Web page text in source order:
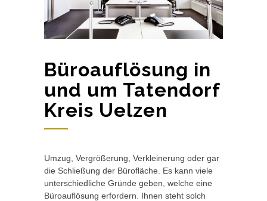
Büroauflösung in
und um Tatendorf
Kreis Uelzen
Umzug, Vergrößerung, Verkleinerung oder gar
die Schließung der Bürofläche. Es kann viele
unterschiedliche Gründe geben, welche eine
Büroauflösung erfordern. Ihnen steht solch